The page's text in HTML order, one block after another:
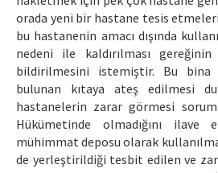
orada yeni bir hastane tesis
bu hastanenin amacı dışında
nedeni ile kaldırılması
bildirilmesini istemiştir. Bu bina
bulunan kıtaya ateş edilmesi
hastanelerin zarar görmesi
Hükümetinde olmadığını ilave
mühimmat deposu olarak
de yerleştirildiği tesbit edilen ve